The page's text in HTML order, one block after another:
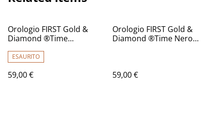
Orologio FIRST Gold &
Diamond ®️Time
ESAURITO
59,00 €
Orologio FIRST Gold &
Diamond ®️Time Nero
59,00 €